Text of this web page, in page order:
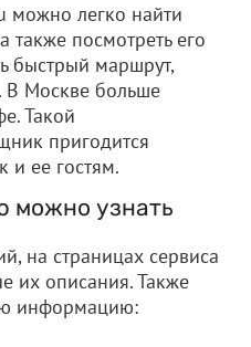
можно легко найти
также посмотреть его
быстрый маршрут,
В Москве больше
Такой
пригодится
и ее гостям.
можно узнать
на страницах сервиса
их описания. Также
информацию: